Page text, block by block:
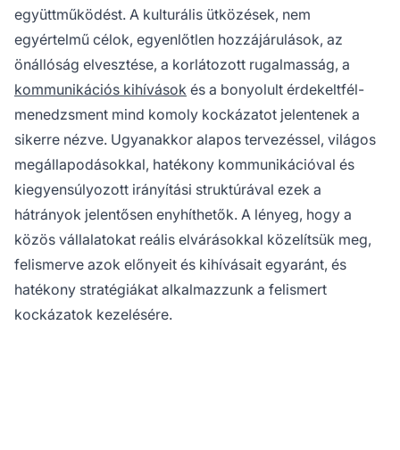
együttműködést. A kulturális ütközések, nem
egyértelmű célok, egyenlőtlen hozzájárulások, az
önállóság elvesztése, a korlátozott rugalmasság, a
kommunikációs kihívások és a bonyolult érdekeltfél-
menedzsment mind komoly kockázatot jelentenek a
sikerre nézve. Ugyanakkor alapos tervezéssel, világos
megállapodásokkal, hatékony kommunikációval és
kiegyensúlyozott irányítási struktúrával ezek a
hátrányok jelentősen enyhíthetők. A lényeg, hogy a
közös vállalatokat reális elvárásokkal közelítsük meg,
felismerve azok előnyeit és kihívásait egyaránt, és
hatékony stratégiákat alkalmazzunk a felismert
kockázatok kezelésére.